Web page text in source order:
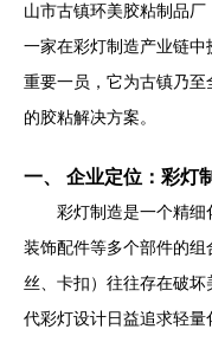
山市古镇环美胶粘制品
一家在彩灯制造产业链
重要一员，它为古镇乃
的胶粘解决方案。
一、 企业定位：彩灯
彩灯制造是一个精细
装饰配件等多个部件的
丝、卡扣）往往存在破
代彩灯设计日益追求轻